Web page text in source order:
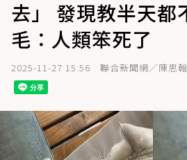
去」 發現教半天都
毛：人類笨死了
2025-11-27 15:56 聯合新聞網／陳思翰